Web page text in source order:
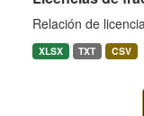
Relación de
XLSX TXT CSV